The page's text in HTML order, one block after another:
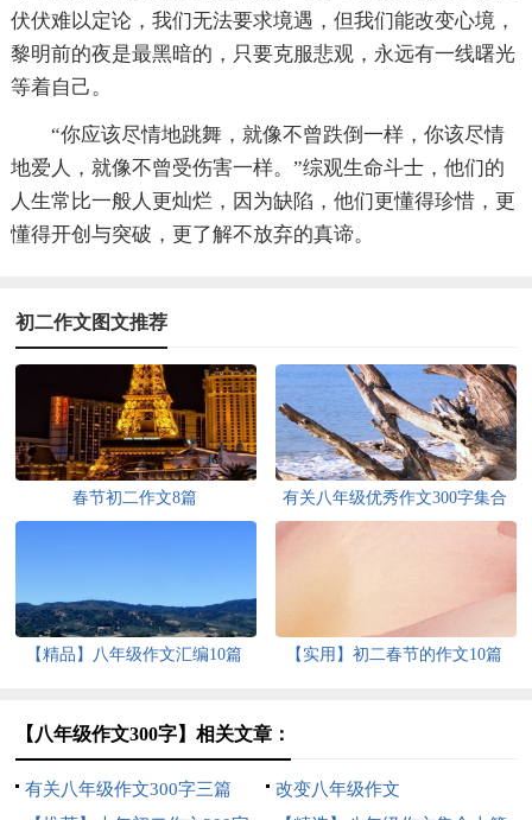
伏伏难以定论，我们无法要求境遇，但我们能改变心境，
黎明前的夜是最黑暗的，只要克服悲观，永远有一线曙光
等着自己。
“你应该尽情地跳舞，就像不曾跌倒一样，你该尽情
地爱人，就像不曾受伤害一样。”综观生命斗士，他们的
人生常比一般人更灿烂，因为缺陷，他们更懂得珍惜，更
懂得开创与突破，更了解不放弃的真谛。
初二作文图文推荐
春节初二作文8篇
有关八年级优秀作文300字集合
【精品】八年级作文汇编10篇 【实用】初二春节的作文10篇
【八年级作文300字】相关文章：
有关八年级作文300字三篇
改变八年级作文